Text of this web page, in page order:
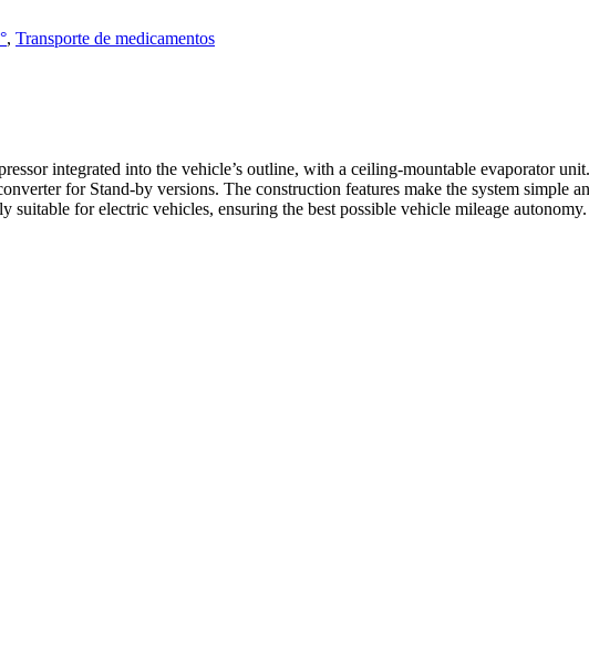
, Transporte de medicamentos
integrated into the vehicle’s outline, with a ceiling-mountable evaporator
for Stand-by versions. The construction features make the system simple
for electric vehicles, ensuring the best possible vehicle mileage